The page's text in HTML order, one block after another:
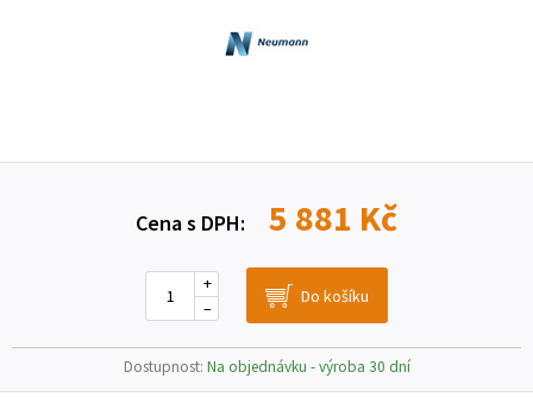
Cena s DPH: 5 881 Kč
–
+
Dostupnost: Na objednávku - výroba 30 dní